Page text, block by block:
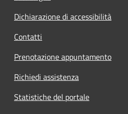
Dichiarazione di accessibilità
Contatti
Prenotazione appuntamento
Richiedi assistenza
Statistiche del portale